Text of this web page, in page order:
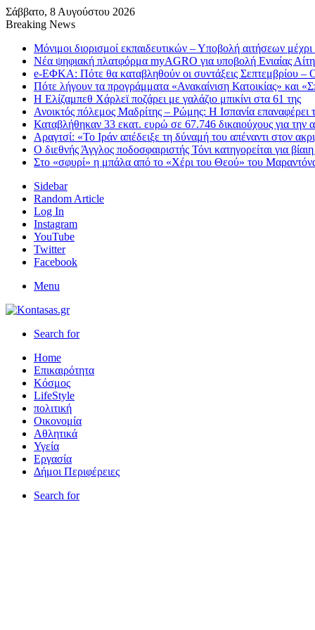
Σάββατο, 8 Αυγούστου 2026
Breaking News
Μόνιμοι διορισμοί εκπαιδευτικών – Υποβολή αιτήσεων
Νέα ψηφιακή πλατφόρμα myAGRO για υποβολή Ενιαίας
e-ΕΦΚΑ: Πότε θα καταβληθούν οι συντάξεις Σεπτεμβρίου –
Πότε λήγουν τα προγράμματα «Ανακαίνιση Κατοικίας» και
Η Ελίζαμπεθ Χάρλεϊ ποζάρει με γαλάζιο μπικίνι στα 61 της
Ανοικτός πόλεμος Μαδρίτης – Ρώμης: Η Ισπανία επαναφέρει
Καταβλήθηκαν 33 εκατ. ευρώ σε 67.746 δικαιούχους για την
Αραγτσί: «Το Ιράν απέδειξε τη δύναμή του απέναντι στον
Ο διεθνής Άγγλος ποδοσφαιριστής Τόνι κατηγορείται για
Στο «σφυρί» η μπάλα από το «Χέρι του Θεού» του
Sidebar
Random Article
Log In
Instagram
YouTube
Twitter
Facebook
Menu
Search for
Home
Επικαιρότητα
Κόσμος
LifeStyle
πολιτική
Οικονομία
Αθλητικά
Υγεία
Εργασία
Δήμοι Περιφέρειες
Search for